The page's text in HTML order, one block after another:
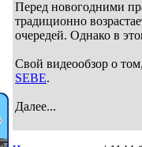
Перед новогодними
традиционно
очередей. Однако в
Свой видеообзор о
SEBE.
Далее...